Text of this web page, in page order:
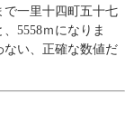
一里十四町五十七
5558ｍになりま
い、正確な数値だ